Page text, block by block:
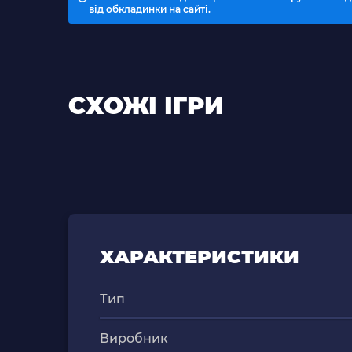
від обкладинки на сайті.
СХОЖІ ІГРИ
ХАРАКТЕРИСТИКИ
Тип
Виробник